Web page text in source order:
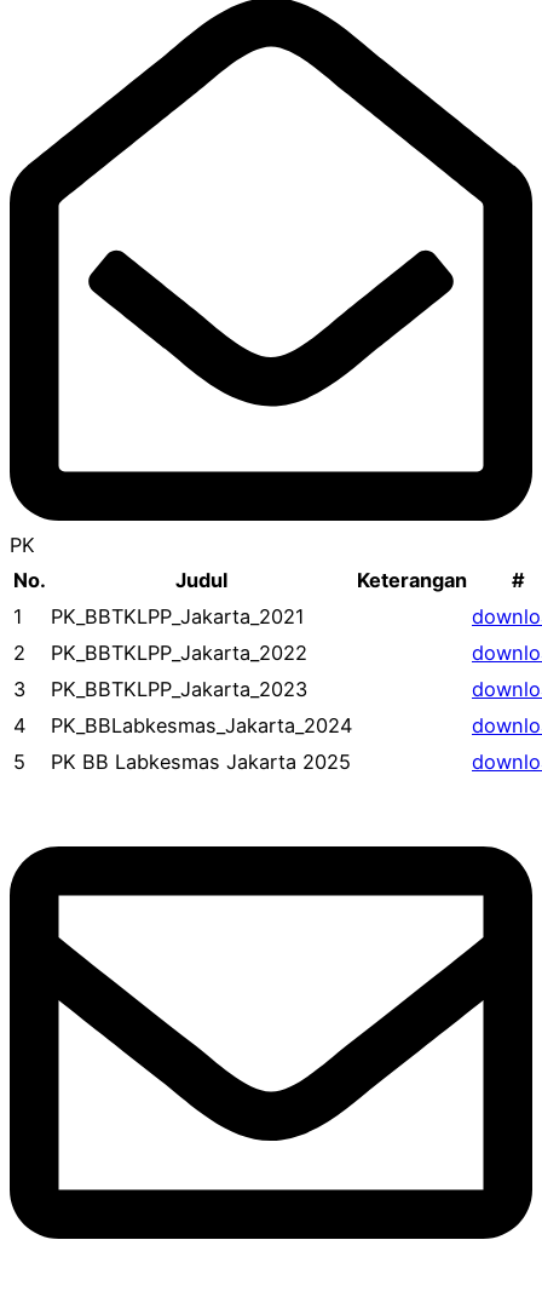
PK
No.
Judul Keterangan
#
1
PK_BBTKLPP_Jakarta_2021
2
PK_BBTKLPP_Jakarta_2022
3
PK_BBTKLPP_Jakarta_2023
4
PK_BBLabkesmas_Jakarta_2024
5
PK BB Labkesmas Jakarta 2025